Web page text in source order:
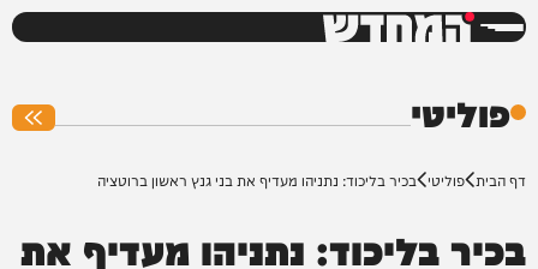
המחדש
פוליטי
דף הבית פוליטי בכיר בליכוד: נתניהו מעדיף את בני גנץ ראשון ברוטציה
בכיר בליכוד: נתניהו מעדיף את